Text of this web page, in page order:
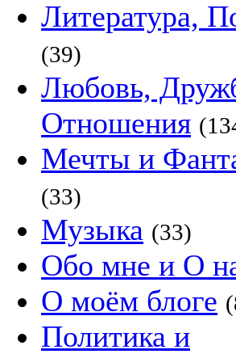
Литература,
(39)
Любовь,
Отношения
Мечты и
(33)
Музыка (33)
Обо мне и О
О моём блоге
Политика и